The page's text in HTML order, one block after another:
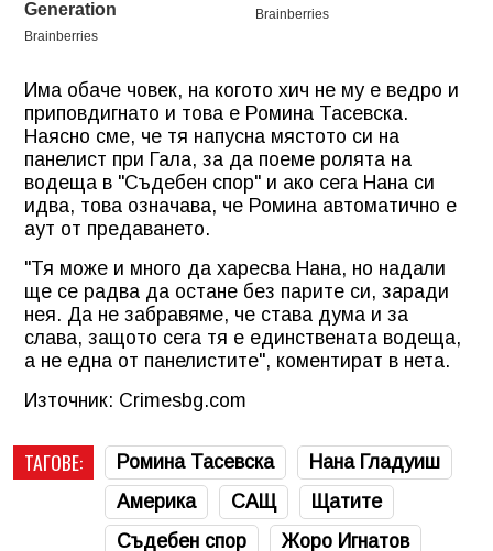
Има обаче човек, на когото хич не му е ведро и
приповдигнато и това е Ромина Тасевска.
Наясно сме, че тя напусна мястото си на
панелист при Гала, за да поеме ролята на
водеща в "Съдебен спор" и ако сега Нана си
идва, това означава, че Ромина автоматично е
аут от предаването.
"Тя може и много да харесва Нана, но надали
ще се радва да остане без парите си, заради
нея. Да не забравяме, че става дума и за
слава, защото сега тя е единствената водеща,
а не една от панелистите", коментират в нета.
Източник: Crimesbg.com
ТАГОВЕ: Ромина Тасевска
Нана Гладуиш
Америка
САЩ
Щатите
Съдебен спор
Жоро Игнатов